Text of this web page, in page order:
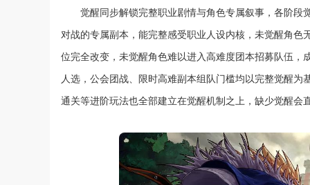
觉醒同步解锁完整职业剧情与角色专属叙事，各阶
对战的专属副本，能完整感受职业人设内核，未觉醒角
位完全改变，未觉醒角色难以进入高难度团本招募队伍
人选，公会团战、限时高难副本组队门槛均以完整觉醒
通关等进阶玩法也全部建立在觉醒机制之上，缺少觉醒会